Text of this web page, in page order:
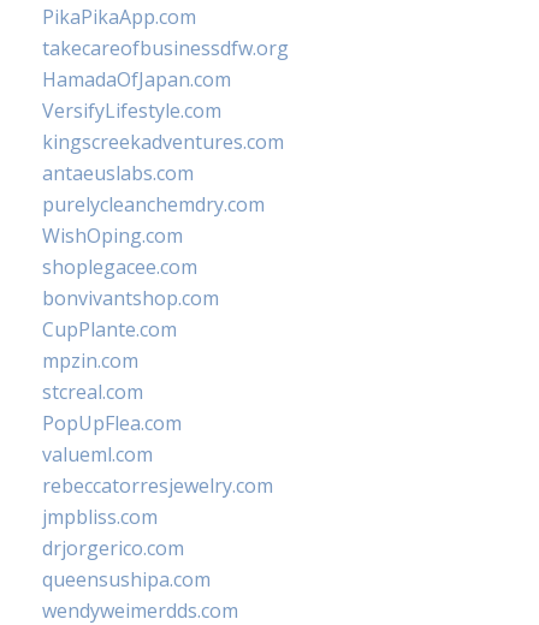
PikaPikaApp.com
takecareofbusinessdfw.org
HamadaOfJapan.com
VersifyLifestyle.com
kingscreekadventures.com
antaeuslabs.com
purelycleanchemdry.com
WishOping.com
shoplegacee.com
bonvivantshop.com
CupPlante.com
mpzin.com
stcreal.com
PopUpFlea.com
valueml.com
rebeccatorresjewelry.com
jmpbliss.com
drjorgerico.com
queensushipa.com
wendyweimerdds.com